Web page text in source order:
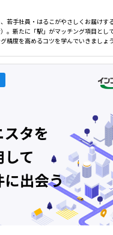
若手社員・はるこがやさしくお届けす
。新たに「駅」がマッチング項目とし
精度を高めるコツを学んでいきましょ